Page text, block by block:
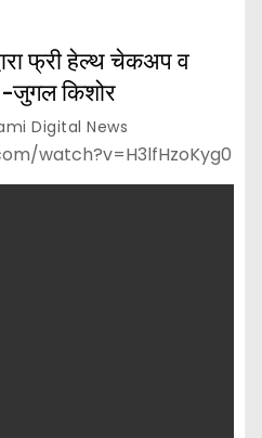
फ्री हेल्थ चेकअप व
-जुगल किशोर
Digital News
watch?v=H3lfHzoKyg0